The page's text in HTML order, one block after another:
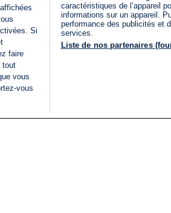
Si
faire
tout
vous
vous
caractéristiques de l’appareil
informations sur un appareil.
performance des publicités et
services.
Liste de nos partenaires